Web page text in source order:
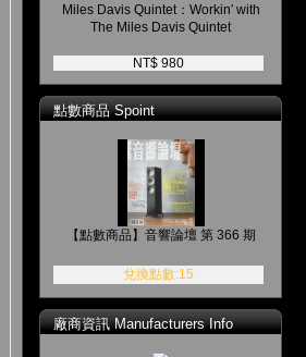
Miles Davis Quintet：Workin′ with
The Miles Davis Quintet
NT$ 980
點數商品 Spoint
【點數商品】音響論壇 第 366 期
兌換點數:15
廠商資訊 Manufacturers Info